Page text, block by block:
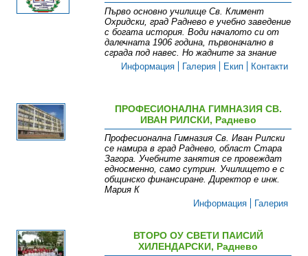
Първо основно училище Св. Климент
Охридски, град Раднево е учебно заведение
с богата история. Води началото си от
далечната 1906 година, първоначално в
сграда под навес. Но жадните за знание
Информация
Галерия Екип Контакти
ПРОФЕСИОНАЛНА ГИМНАЗИЯ СВ.
ИВАН РИЛСКИ, Раднево
Професионална Гимназия Св. Иван Рилски
се намира в град Раднево, област Стара
Загора. Учебните занятия се провеждат
едносменно, само сутрин. Училището е с
общинско финансиране. Директор е инж.
Мария К
Информация
Галерия
ВТОРО ОУ СВЕТИ ПАИСИЙ
ХИЛЕНДАРСКИ, Раднево